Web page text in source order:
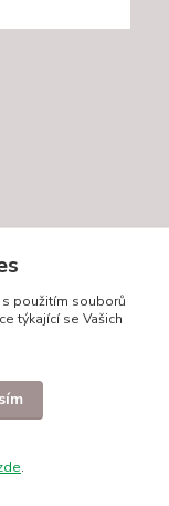
s použitím souborů
týkající se Vašich
.